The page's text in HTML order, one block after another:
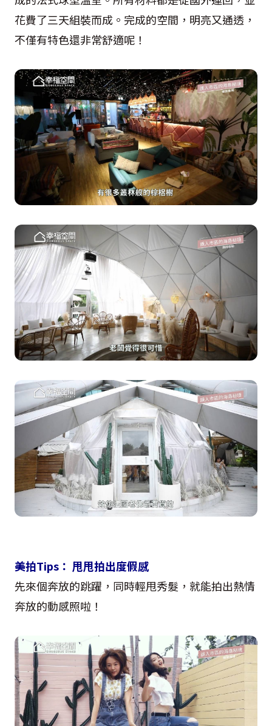
花費了三天組裝而成。完成的空間，明亮又通透，
不僅有特色還非常舒適呢！
美拍Tips： 甩甩拍出度假感
先來個奔放的跳躍，同時輕甩秀髮，就能拍出熱情
奔放的動感照啦！